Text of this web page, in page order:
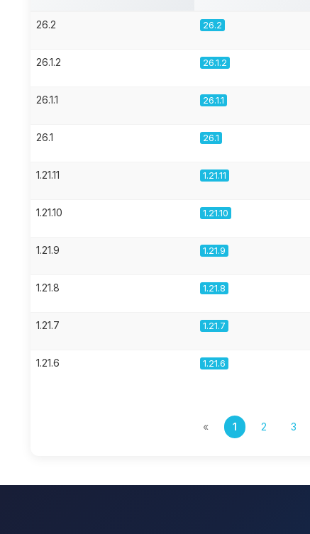
26.2 26.2
26.1.2 26.1.2
26.1.1 26.1.1
26.1 26.1
1.21.11 1.21.11
1.21.10 1.21.10
1.21.9 1.21.9
1.21.8 1.21.8
1.21.7 1.21.7
1.21.6 1.21.6
« 1 2 3